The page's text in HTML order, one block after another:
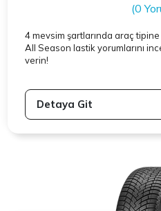
(0
4 mevsim şartlarında araç
All Season lastik yorumlarını
verin!
Detaya Git